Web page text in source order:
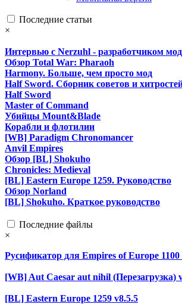
Последние статьи
×
Интервью с Nerzuhl - разработчиком
Обзор Total War: Pharaoh
Harmony. Больше, чем просто мод
Half Sword. Сборник советов и
Half Sword
Master of Command
Убийцы Mount&Blade
Корабли и флотилии
[WB] Paradigm Chronomancer
Anvil Empires
Обзор [BL] Shokuho
Chronicles: Medieval
[BL] Eastern Europe 1259. Руководство
Обзор Norland
[BL] Shokuho. Краткое руководство
Последние файлы
×
Русификатор для Empires of Europe
[WB] Aut Caesar aut nihil (Перезагрузка)
[BL] Eastern Europe 1259 v8.5.5